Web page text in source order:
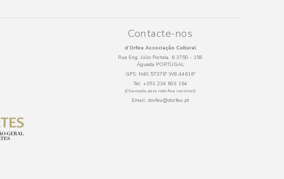
Contacte-nos
d’Orfeu Associação Cultural
Rua Eng. Júlio Portela, 6 3750 - 158
Águeda PORTUGAL
GPS: N40.57376º W8.44616º
Tel: +351 234 603 164
(Chamada para rede fixa nacional)
Email: dorfeu@dorfeu.pt